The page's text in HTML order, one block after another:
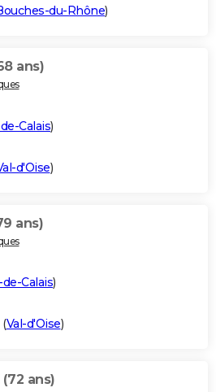
du-Rhône)
ans)
Calais)
d'Oise)
ans)
Calais)
(Val-d'Oise)
(72 ans)